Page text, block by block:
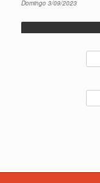
Domingo 3/09/2023